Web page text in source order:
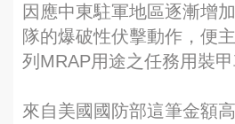
因應中東駐軍地區逐漸增
隊的爆破性伏擊動作，便
列MRAP用途之任務用裝甲
來自美國國防部這筆金額